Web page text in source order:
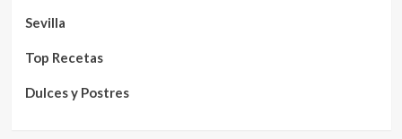
Sevilla
Top Recetas
Dulces y Postres